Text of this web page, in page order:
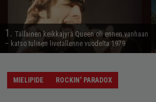
1. Tällainen keikkajyrä Queen oli ennen vanhaan
– katso tulinen livetallenne vuodelta 1979
MIELIPIDE ROCKIN' PARADOX